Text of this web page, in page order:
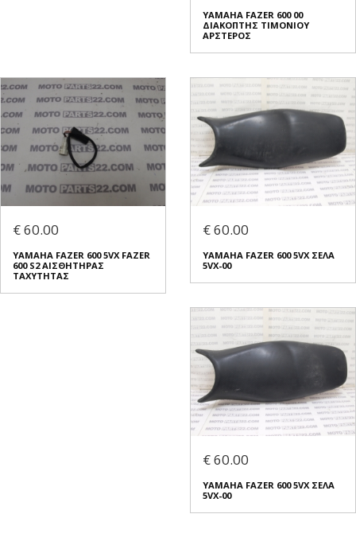
YAMAHA FAZER 600 00
ΔΙΑΚΟΠΤΗΣ ΤΙΜΟΝΙΟΥ
ΑΡΣΤΕΡΟΣ
€ 60.00
YAMAHA FAZER 600 5VX FAZER
600 S2 ΑΙΣΘΗΤΗΡΑΣ
ΤΑΧΥΤΗΤΑΣ
€ 60.00
YAMAHA FAZER 600 5VX ΣΕΛΑ
5VX-00
€ 60.00
YAMAHA FAZER 600 5VX ΣΕΛΑ
5VX-00